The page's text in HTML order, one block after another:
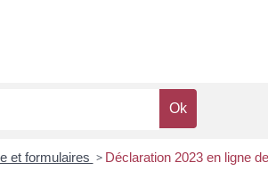
et formulaires > Déclaration 2023 en ligne